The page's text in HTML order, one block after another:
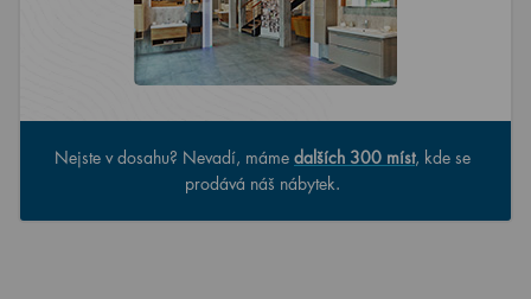
Nejste v dosahu? Nevadí, máme dalších 300 míst, kde se
prodává náš nábytek.